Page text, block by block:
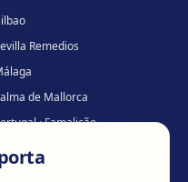
Remedios
de Mallorca
· Famalicão
Clínica virtual